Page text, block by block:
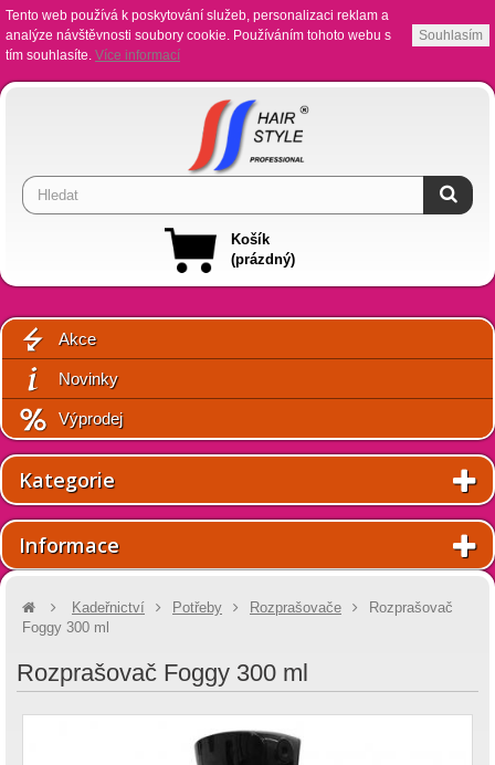
Tento web používá k poskytování služeb, personalizaci reklam a
analýze návštěvnosti soubory cookie. Používáním tohoto webu s
tím souhlasíte. Více informací
Souhlasím
Košík
(prázdný)
Akce
Novinky
Výprodej
Kategorie
Informace
Kadeřnictví Potřeby Rozprašovače
Rozprašovač
Foggy 300 ml
Rozprašovač Foggy 300 ml